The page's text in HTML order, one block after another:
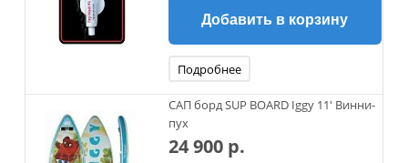
Добавить в корзину
Подробнее
САП борд SUP BOARD Iggy 11' Винни-
пух
24 900 р.